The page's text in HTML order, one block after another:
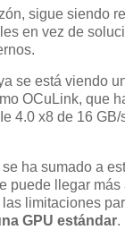
sigue siendo
en vez de
se está viendo
OCuLink, que
4.0 x8 de 16
ha sumado a
puede llegar
limitaciones
GPU estándar.